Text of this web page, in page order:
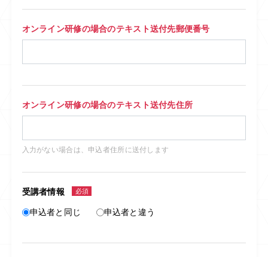
オンライン研修の場合のテキスト送付先郵便番号
オンライン研修の場合のテキスト送付先住所
入力がない場合は、申込者住所に送付します
受講者情報 必須
申込者と同じ 申込者と違う